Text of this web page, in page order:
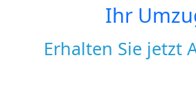
Ihr
Erhalten Sie jetzt